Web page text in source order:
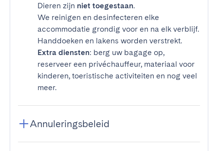
Dieren zijn niet toegestaan.
We reinigen en desinfecteren elke
accommodatie grondig voor en na elk verblijf.
Handdoeken en lakens worden verstrekt.
Extra diensten: berg uw bagage op,
reserveer een privéchauffeur, materiaal voor
kinderen, toeristische activiteiten en nog veel
meer.
Annuleringsbeleid